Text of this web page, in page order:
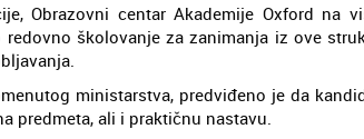
Obrazovni centar Akademije Oxford
redovno školovanje za zanimanja iz ove
ministarstva, predviđeno je da
predmeta, ali i praktičnu nastavu.